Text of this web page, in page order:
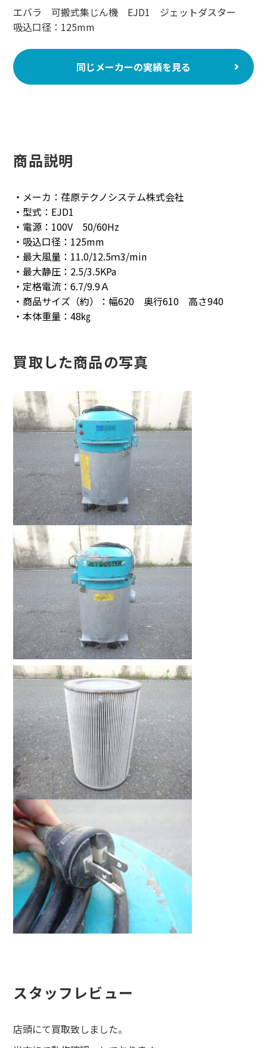
エバラ 可搬式集じん機 EJD1 ジェットダスター
吸込口径：125mm
同じメーカーの実績を見る
商品説明
・メーカ：荏原テクノシステム株式会社
・型式：EJD1
・電源：100V 50/60Hz
・吸込口径：125mm
・最大風量：11.0/12.5ｍ3/min
・最大静圧：2.5/3.5KPa
・定格電流：6.7/9.9Ａ
・商品サイズ（約）：幅620 奥行610 高さ940
・本体重量：48㎏
買取した商品の写真
スタッフレビュー
店頭にて買取致しました。